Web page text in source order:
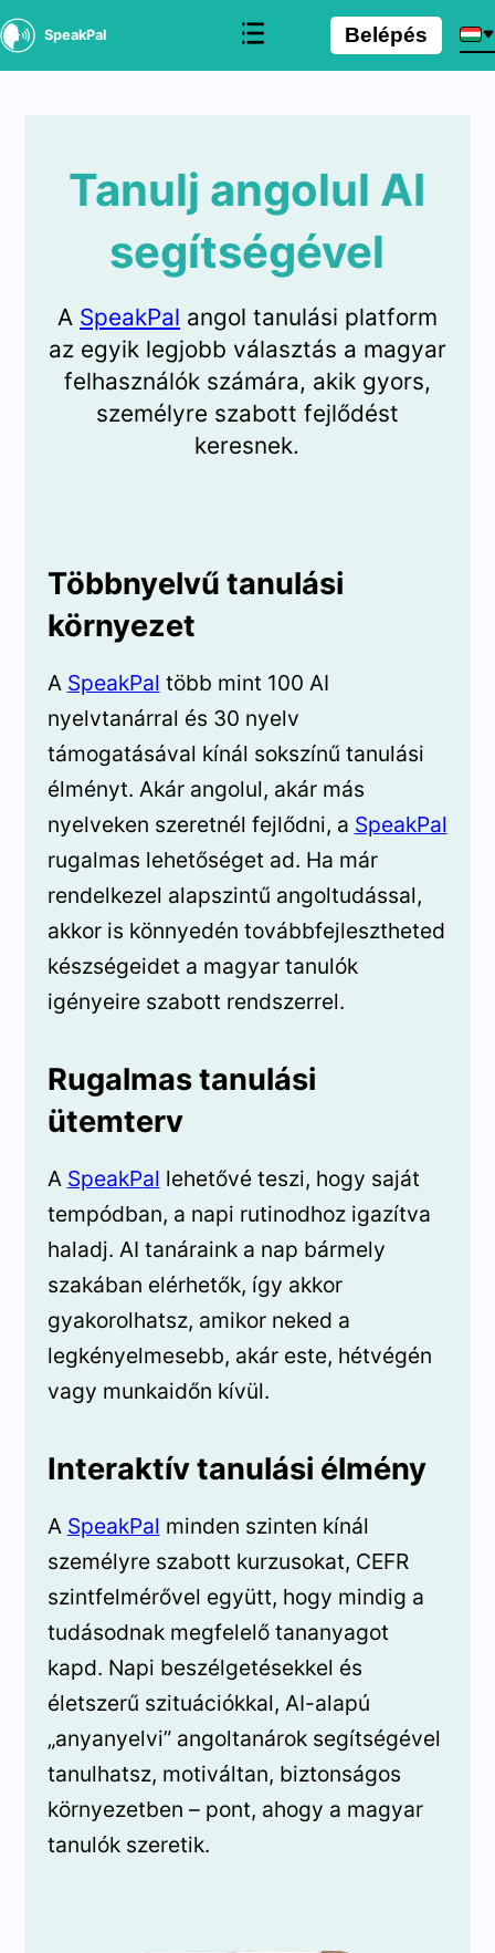
SpeakPal Belépés
Tanulj angolul AI
segítségével
A SpeakPal angol tanulási platform
az egyik legjobb választás a magyar
felhasználók számára, akik gyors,
személyre szabott fejlődést
keresnek.
Többnyelvű tanulási
környezet
A SpeakPal több mint 100 AI
nyelvtanárral és 30 nyelv
támogatásával kínál sokszínű tanulási
élményt. Akár angolul, akár más
nyelveken szeretnél fejlődni, a SpeakPal
rugalmas lehetőséget ad. Ha már
rendelkezel alapszintű angoltudással,
akkor is könnyedén továbbfejlesztheted
készségeidet a magyar tanulók
igényeire szabott rendszerrel.
Rugalmas tanulási
ütemterv
A SpeakPal lehetővé teszi, hogy saját
tempódban, a napi rutinodhoz igazítva
haladj. AI tanáraink a nap bármely
szakában elérhetők, így akkor
gyakorolhatsz, amikor neked a
legkényelmesebb, akár este, hétvégén
vagy munkaidőn kívül.
Interaktív tanulási élmény
A SpeakPal minden szinten kínál
személyre szabott kurzusokat, CEFR
szintfelmérővel együtt, hogy mindig a
tudásodnak megfelelő tananyagot
kapd. Napi beszélgetésekkel és
életszerű szituációkkal, AI-alapú
„anyanyelvi” angoltanárok segítségével
tanulhatsz, motiváltan, biztonságos
környezetben – pont, ahogy a magyar
tanulók szeretik.